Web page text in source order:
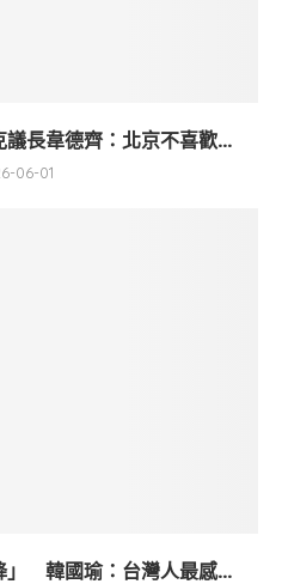
長韋德齊：北京不喜歡...
06-01
」 韓國瑜：台灣人最感...